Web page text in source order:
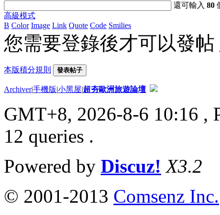
還可輸入80
高級模式
B Color Image Link Quote Code Smilies
您需要登錄後才可以發帖
本版積分規則 發表帖子
Archiver|手機版|小黑屋|超夯歐洲旅遊論壇
GMT+8, 2026-8-6 10:16 ,
12 queries .
Powered by Discuz! X3.2
© 2001-2013 Comsenz Inc.